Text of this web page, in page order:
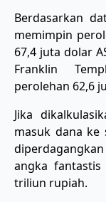
​Berdasarkan
memimpin
67,4 juta dolar
Franklin
perolehan 62,6
​Jika
masuk dana ke
angka
triliun rupiah.